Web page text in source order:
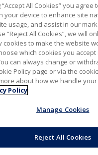
– 17h
Grande Couture, 13
7501
8h15 à 11h30 – 13h à 15h
NOUS
“Accept All Cookies” you
your device to enhance site
usage, and assist in our
“Reject All Cookies”, we will
cookies to make the website
which cookies you
can always change or
Policy page or via the
about how we handle
Policy
Manage Cookies
Reject All Cookies